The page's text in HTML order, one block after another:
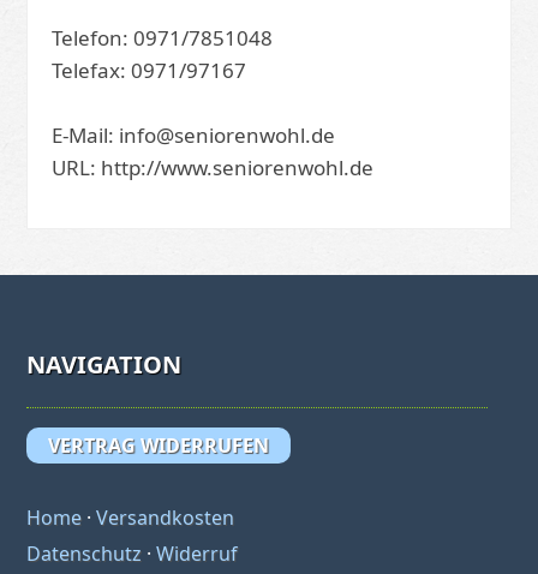
Telefon: 0971/7851048
Telefax: 0971/97167
E-Mail: info@seniorenwohl.de
URL: http://www.seniorenwohl.de
NAVIGATION
VERTRAG WIDERRUFEN
Home ·Versandkosten
Datenschutz ·Widerruf